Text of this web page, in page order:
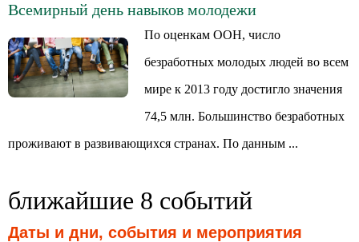
Всемирный день навыков молодежи
По оценкам ООН, число
безработных молодых людей во всем
мире к 2013 году достигло значения
74,5 млн. Большинство безработных
проживают в развивающихся странах. По данным ...
ближайшие 8 событий
Даты и дни, события и мероприятия